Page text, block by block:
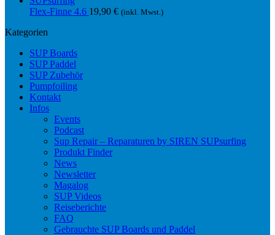
Flex-Finne 4.6 19,90 € (inkl. Mwst.)
Kategorien
SUP Boards
SUP Paddel
SUP Zubehör
Pumpfoiling
Kontakt
Infos
Events
Podcast
Sup Repair – Reparaturen by SIREN SUPsurfing
Produkt Finder
News
Newsletter
Magalog
SUP Videos
Reiseberichte
FAQ
Gebrauchte SUP Boards und Paddel